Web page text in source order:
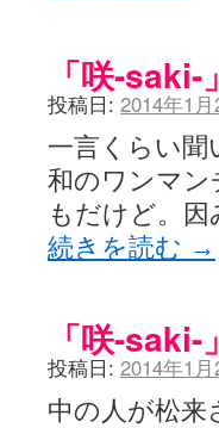
YUKARI / 【宥菫】
アルカ茄子 / 戒能物
SSSSS(-saki-しゃー
せのたけくらべ - 咲
咏-Uta-ブログ編 - 咲
チャウチャウちゃう
気分次第。 - 咲-Saki-
あこしず日和！ - 咲-
Yaranakya » 咲-
おもちがなくてもだ
咲-Saki-の舞台が特
りりーがーる（仮）
洋榎-youka- / お知ら
「咲-
投稿日: 2014年1月
一言くらい聞
和のワンマ
もだけど。
続きを読む →
「咲-
投稿日: 2014年1月
中の人が松来